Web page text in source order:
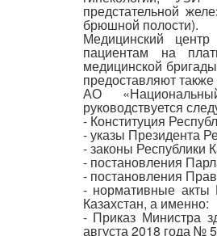
предстательной
брюшной полости).
Медицинский
пациентам на
медицинской
предоставляют
АО
руководствуется
- Конституция
- указы Президента
- законы Республики
- постановления
- постановления
- нормативные акты
Казахстан, а именно:
- Приказ Министра
августа 2018 года №